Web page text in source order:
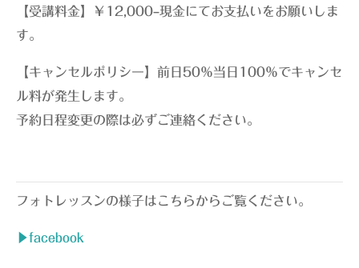
【受講料金】￥12,000–現金にてお支払いをお願いしま
す。
【キャンセルポリシー】前日50％当日100％でキャンセ
ル料が発生します。
予約日程変更の際は必ずご連絡ください。
フォトレッスンの様子はこちらからご覧ください。
▶facebook